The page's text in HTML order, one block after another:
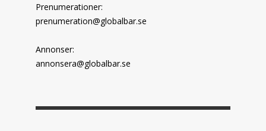
Prenumerationer:
prenumeration@globalbar.se
Annonser:
annonsera@globalbar.se